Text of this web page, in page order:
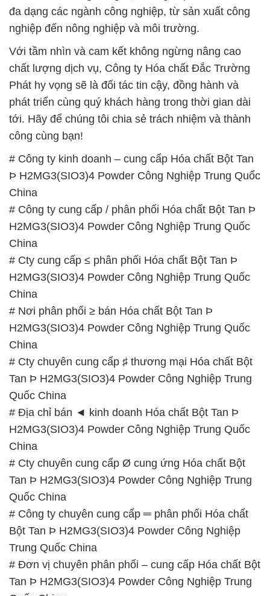
đa dạng các ngành công nghiệp, từ sản xuất công
nghiệp đến nông nghiệp và môi trường.
Với tầm nhìn và cam kết không ngừng nâng cao
chất lượng dịch vụ, Công ty Hóa chất Đắc Trường
Phát hy vọng sẽ là đối tác tin cậy, đồng hành và
phát triển cùng quý khách hàng trong thời gian dài
tới. Hãy để chúng tôi chia sẻ trách nhiệm và thành
công cùng bạn!
# Công ty kinh doanh – cung cấp Hóa chất Bột Tan
Þ H2MG3(SIO3)4 Powder Công Nghiệp Trung Quốc
China
# Công ty cung cấp / phân phối Hóa chất Bột Tan Þ
H2MG3(SIO3)4 Powder Công Nghiệp Trung Quốc
China
# Cty cung cấp ≤ phân phối Hóa chất Bột Tan Þ
H2MG3(SIO3)4 Powder Công Nghiệp Trung Quốc
China
# Nơi phân phối ≥ bán Hóa chất Bột Tan Þ
H2MG3(SIO3)4 Powder Công Nghiệp Trung Quốc
China
# Cty chuyên cung cấp ♯ thương mại Hóa chất Bột
Tan Þ H2MG3(SIO3)4 Powder Công Nghiệp Trung
Quốc China
# Địa chỉ bán ◄ kinh doanh Hóa chất Bột Tan Þ
H2MG3(SIO3)4 Powder Công Nghiệp Trung Quốc
China
# Cty chuyên cung cấp Ø cung ứng Hóa chất Bột
Tan Þ H2MG3(SIO3)4 Powder Công Nghiệp Trung
Quốc China
# Công ty chuyên cung cấp ═ phân phối Hóa chất
Bột Tan Þ H2MG3(SIO3)4 Powder Công Nghiệp
Trung Quốc China
# Đơn vị chuyên phân phối – cung cấp Hóa chất Bột
Tan Þ H2MG3(SIO3)4 Powder Công Nghiệp Trung